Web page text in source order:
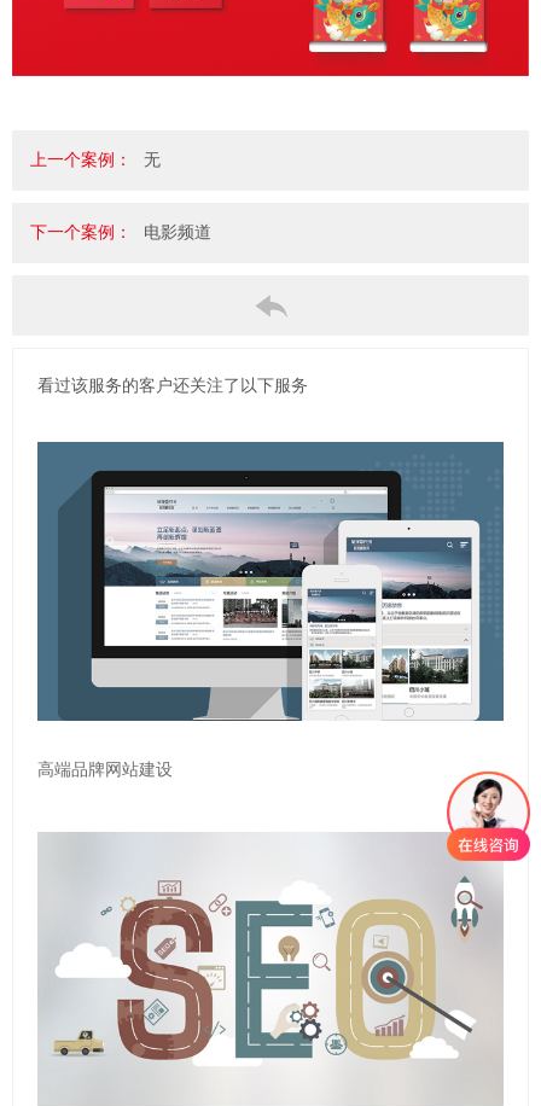
上一个案例： 无
下一个案例： 电影频道
看过该服务的客户还关注了以下服务
高端品牌网站建设